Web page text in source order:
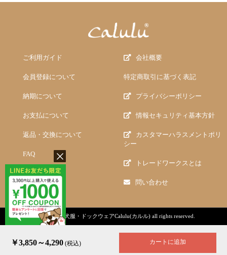
￥3,850～4,290(税込) カートに追加
ご利用ガイド
会員登録について
納期について
お支払について
返品・交換について
FAQ
会社概要
特定商取引に基づく表記
プライバシーポリシー
情報セキュリティ基本方針
カスタマーハラスメントポリ
シー
トレードワークスとは
問い合わせ
copyright (c)犬服・ドックウェアCalulu(カルル) all rights reserved.